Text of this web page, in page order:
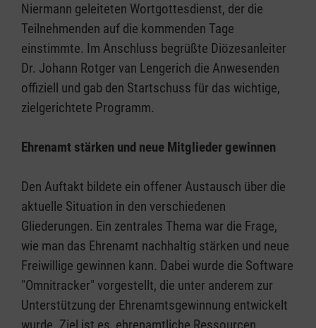
Niermann geleiteten Wortgottesdienst, der die
Teilnehmenden auf die kommenden Tage
einstimmte. Im Anschluss begrüßte Diözesanleiter
Dr. Johann Rotger van Lengerich die Anwesenden
offiziell und gab den Startschuss für das wichtige,
zielgerichtete Programm.
Ehrenamt stärken und neue Mitglieder gewinnen
Den Auftakt bildete ein offener Austausch über die
aktuelle Situation in den verschiedenen
Gliederungen. Ein zentrales Thema war die Frage,
wie man das Ehrenamt nachhaltig stärken und neue
Freiwillige gewinnen kann. Dabei wurde die Software
"Omnitracker" vorgestellt, die unter anderem zur
Unterstützung der Ehrenamtsgewinnung entwickelt